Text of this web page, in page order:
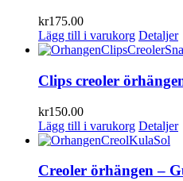
kr175.00
Lägg till i varukorg Detaljer
Clips creoler
kr150.00
Lägg till i varukorg Detaljer
Creoler örhängen –